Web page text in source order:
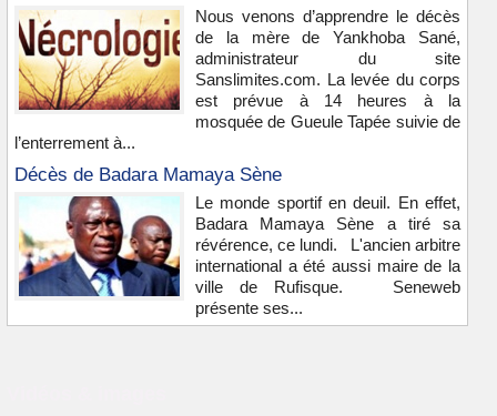
Nous venons d’apprendre le décès
de la mère de Yankhoba Sané,
administrateur du site
Sanslimites.com. La levée du corps
est prévue à 14 heures à la
mosquée de Gueule Tapée suivie de
l’enterrement à...
Décès de Badara Mamaya Sène
Le monde sportif en deuil. En effet,
Badara Mamaya Sène a tiré sa
révérence, ce lundi. L'ancien arbitre
international a été aussi maire de la
ville de Rufisque. Seneweb
présente ses...